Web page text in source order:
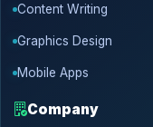
Content Writing
Graphics Design
Mobile Apps
Company